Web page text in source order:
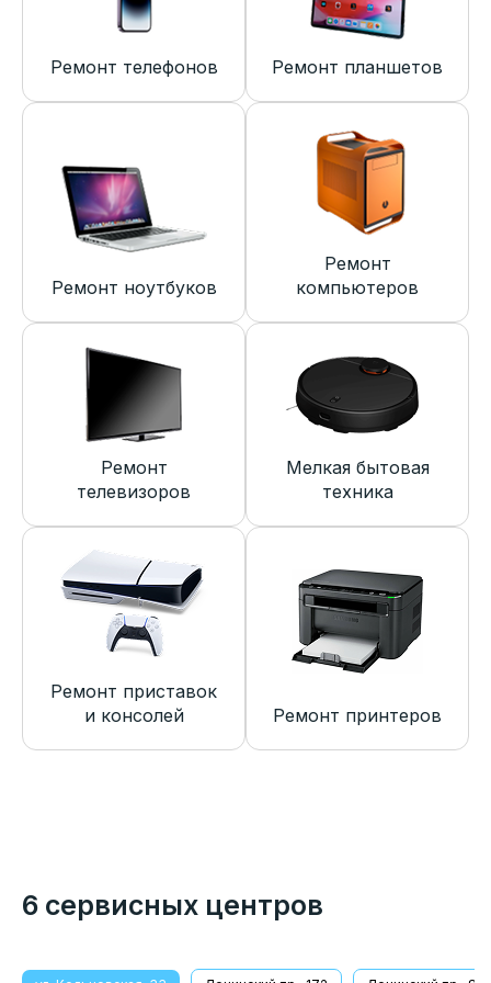
Ремонт телефонов Ремонт планшетов
Ремонт ноутбуков
Ремонт
компьютеров
Ремонт
телевизоров
Мелкая бытовая
техника
Ремонт приставок
и консолей
Ремонт принтеров
6 сервисных центров